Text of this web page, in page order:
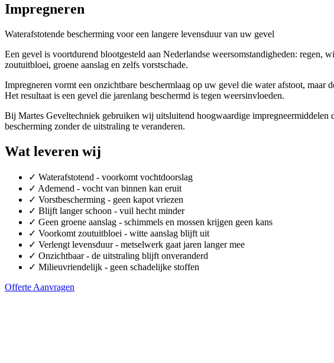
Impregneren
Waterafstotende bescherming voor een langere levensduur van uw gevel
Een gevel is voortdurend blootgesteld aan Nederlandse weersomstandigheden:
zoutuitbloei, groene aanslag en zelfs vorstschade.
Impregneren vormt een onzichtbare beschermlaag op uw gevel die water afstoot,
Het resultaat is een gevel die jarenlang beschermd is tegen weersinvloeden.
Bij Martes Geveltechniek gebruiken wij uitsluitend hoogwaardige
bescherming zonder de uitstraling te veranderen.
Wat leveren wij
✓ Waterafstotend - voorkomt vochtdoorslag
✓ Ademend - vocht van binnen kan eruit
✓ Vorstbescherming - geen kapot vriezen
✓ Blijft langer schoon - vuil hecht minder
✓ Geen groene aanslag - schimmels en mossen krijgen geen kans
✓ Voorkomt zoutuitbloei - witte aanslag blijft uit
✓ Verlengt levensduur - metselwerk gaat jaren langer mee
✓ Onzichtbaar - de uitstraling blijft onveranderd
✓ Milieuvriendelijk - geen schadelijke stoffen
Offerte Aanvragen